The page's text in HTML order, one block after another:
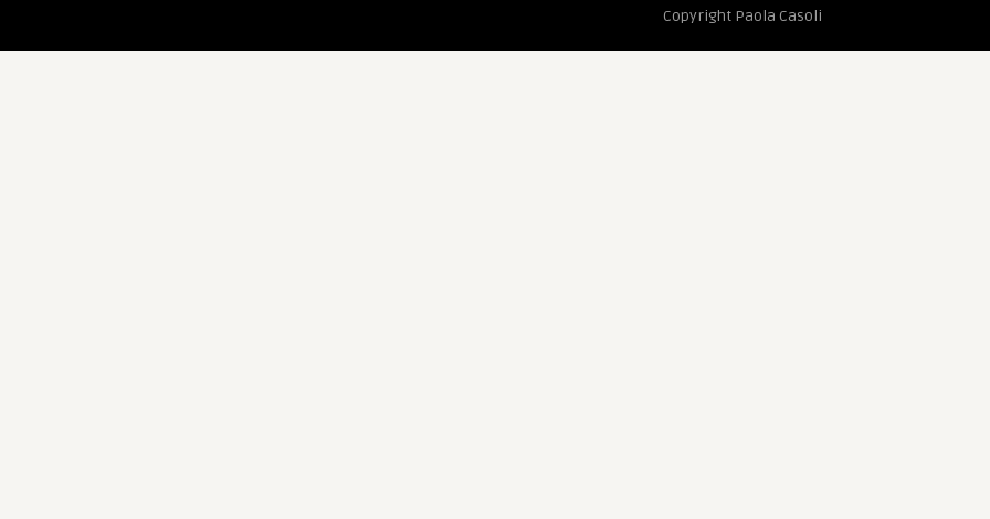
Copyright Paola Casoli